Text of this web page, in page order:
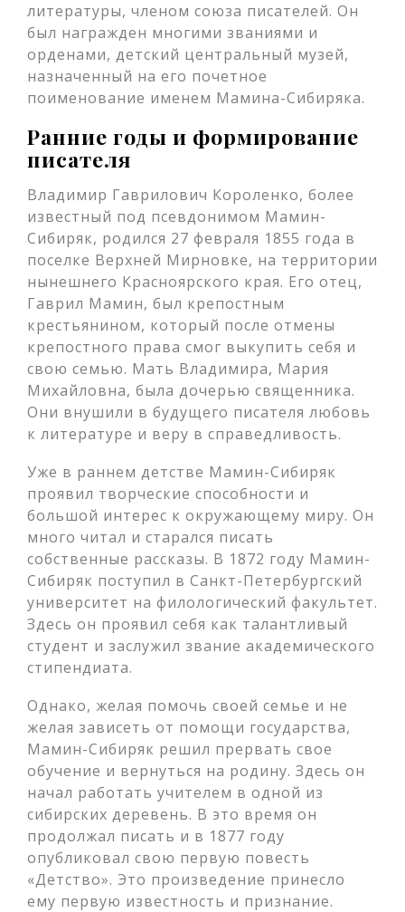
литературы, членом союза писателей. Он
был награжден многими званиями и
орденами, детский центральный музей,
назначенный на его почетное
поименование именем Мамина-Сибиряка.
Ранние годы и формирование
писателя
Владимир Гаврилович Короленко, более
известный под псевдонимом Мамин-
Сибиряк, родился 27 февраля 1855 года в
поселке Верхней Мирновке, на территории
нынешнего Красноярского края. Его отец,
Гаврил Мамин, был крепостным
крестьянином, который после отмены
крепостного права смог выкупить себя и
свою семью. Мать Владимира, Мария
Михайловна, была дочерью священника.
Они внушили в будущего писателя любовь
к литературе и веру в справедливость.
Уже в раннем детстве Мамин-Сибиряк
проявил творческие способности и
большой интерес к окружающему миру. Он
много читал и старался писать
собственные рассказы. В 1872 году Мамин-
Сибиряк поступил в Санкт-Петербургский
университет на филологический факультет.
Здесь он проявил себя как талантливый
студент и заслужил звание академического
стипендиата.
Однако, желая помочь своей семье и не
желая зависеть от помощи государства,
Мамин-Сибиряк решил прервать свое
обучение и вернуться на родину. Здесь он
начал работать учителем в одной из
сибирских деревень. В это время он
продолжал писать и в 1877 году
опубликовал свою первую повесть
«Детство». Это произведение принесло
ему первую известность и признание.